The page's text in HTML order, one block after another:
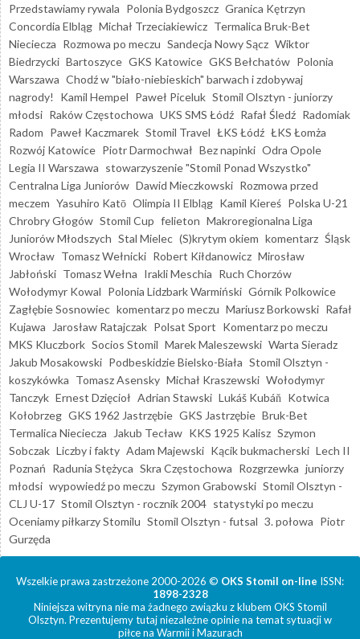
Przedstawiamy rywala Polonia Bydgoszcz Granica Kętrzyn
Concordia Elbląg Michał Trzeciakiewicz Termalica Bruk-Bet
Nieciecza Rozmowa po meczu Sandecja Nowy Sącz Wiktor
Biedrzycki Bartoszyce GKS Katowice GKS Bełchatów Polonia
Warszawa Chodź w "biało-niebieskich" barwach i zdobywaj
nagrody!
Kamil Hempel Paweł Piceluk Stomil Olsztyn - juniorzy
młodsi Raków Częstochowa UKS SMS Łódź Rafał Śledź Radomiak
Radom Paweł Kaczmarek Stomil Travel ŁKS Łódź ŁKS Łomża
Rozwój Katowice Piotr Darmochwał Bez napinki Odra Opole
Legia II Warszawa stowarzyszenie "Stomil Ponad Wszystko"
Centralna Liga Juniorów Dawid Mieczkowski Rozmowa przed
meczem Yasuhiro Katō Olimpia II Elbląg Kamil Kiereś Polska U-21
Chrobry Głogów Stomil Cup felieton Makroregionalna Liga
Juniorów Młodszych Stal Mielec (S)krytym okiem komentarz Śląsk
Wrocław Tomasz Wełnicki Robert Kiłdanowicz Mirosław
Jabłoński Tomasz Wełna Irakli Meschia Ruch Chorzów
Wołodymyr Kowal Polonia Lidzbark Warmiński Górnik Polkowice
Zagłębie Sosnowiec komentarz po meczu Mariusz Borkowski Rafał
Kujawa
Jarosław Ratajczak Polsat Sport Komentarz po meczu
MKS Kluczbork Socios Stomil Marek Maleszewski Warta Sieradz
Jakub Mosakowski Podbeskidzie Bielsko-Biała Stomil Olsztyn -
koszykówka Tomasz Asensky Michał Kraszewski Wołodymyr
Tanczyk Ernest Dzięcioł Adrian Stawski Lukáš Kubáň Kotwica
Kołobrzeg GKS 1962 Jastrzębie GKS Jastrzębie Bruk-Bet
Termalica Nieciecza
Jakub Tecław KKS 1925 Kalisz Szymon
Sobczak Liczby i fakty Adam Majewski Kącik bukmacherski Lech II
Poznań Radunia Stężyca Skra Częstochowa Rozgrzewka juniorzy
młodsi wypowiedź po meczu Szymon Grabowski Stomil Olsztyn -
CLJ U-17 Stomil Olsztyn - rocznik 2004 statystyki po meczu
Oceniamy piłkarzy Stomilu Stomil Olsztyn - futsal 3. połowa Piotr
Gurzęda
Wszelkie prawa zastrzeżone 2000-2026 © OKS Stomil on-line ISSN:
1898-2328
Niniejsza witryna nie ma żadnego związku z klubem OKS Stomil
Olsztyn. Prezentujemy tutaj niezależne opinie na temat sytuacji w
piłce na Warmii i Mazurach